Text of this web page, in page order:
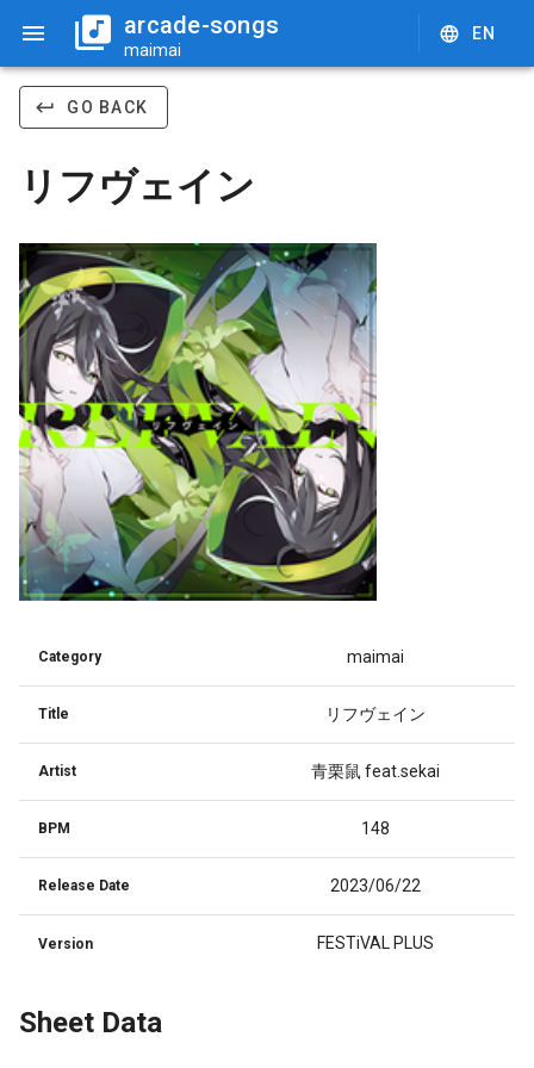
arcade-songs
maimai
EN
GO BACK
リフヴェイン
Category maimai
Title リフヴェイン
Artist 青栗鼠 feat.sekai
BPM 148
Release Date 2023/06/22
Version FESTiVAL PLUS
Sheet Data